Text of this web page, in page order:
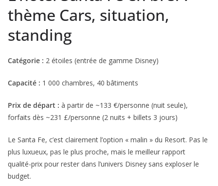
thème Cars, situation,
standing
Catégorie : 2 étoiles (entrée de gamme Disney)
Capacité : 1 000 chambres, 40 bâtiments
Prix de départ : à partir de ~133 €/personne (nuit seule),
forfaits dès ~231 £/personne (2 nuits + billets 3 jours)
Le Santa Fe, c’est clairement l’option « malin » du Resort. Pas le
plus luxueux, pas le plus proche, mais le meilleur rapport
qualité-prix pour rester dans l’univers Disney sans exploser le
budget.